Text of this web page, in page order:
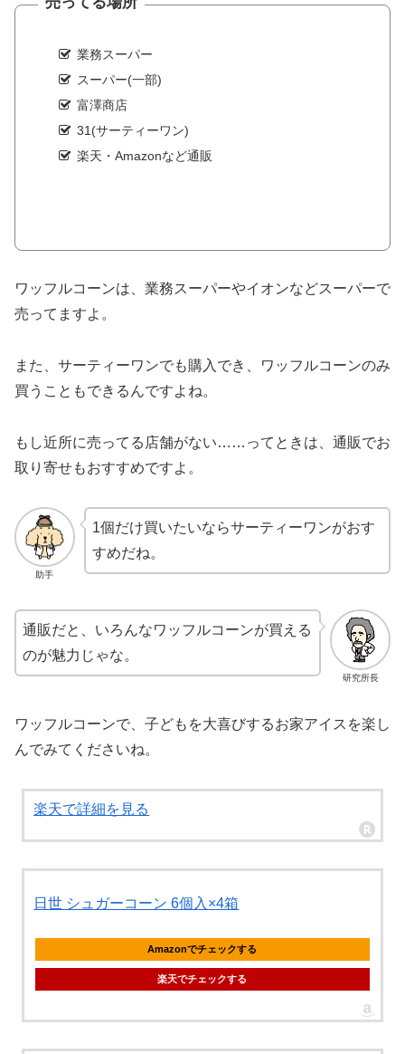
業務スーパー
スーパー(一部)
富澤商店
31(サーティーワン)
楽天・Amazonなど通販
ワッフルコーンは、業務スーパーやイオンなどスーパーで
売ってますよ。
また、サーティーワンでも購入でき、ワッフルコーンのみ
買うこともできるんですよね。
もし近所に売ってる店舗がない……ってときは、通販でお
取り寄せもおすすめですよ。
助手
1個だけ買いたいならサーティーワンがおす
すめだね。
研究所長
通販だと、いろんなワッフルコーンが買える
のが魅力じゃな。
ワッフルコーンで、子どもを大喜びするお家アイスを楽し
んでみてくださいね。
楽天で詳細を見る
日世 シュガーコーン 6個入×4箱
Amazonでチェックする
楽天でチェックする